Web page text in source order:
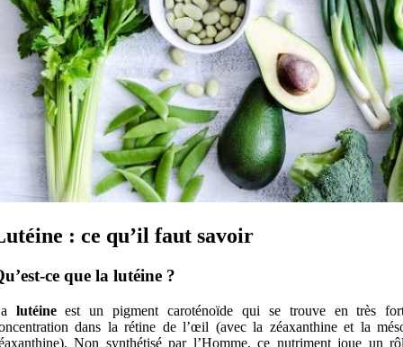
: ce qu’il faut savoir
ce que la lutéine ?
lutéineest un pigment caroténoïde qui se trouve en très
dans la rétine de l’œil (avec la zéaxanthine et la
Non synthétisé par l’Homme, ce nutriment joue un